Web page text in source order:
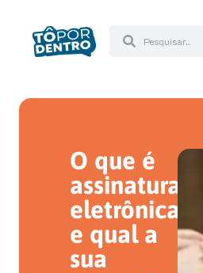
O que é
assinatura
eletrônica
e qual a
sua